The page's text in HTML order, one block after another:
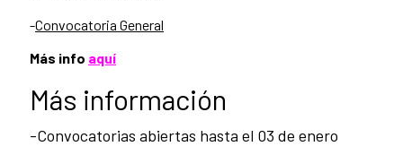
-Convocatoria General
Más info aquí
Más información
-Convocatorias abiertas hasta el 03 de enero